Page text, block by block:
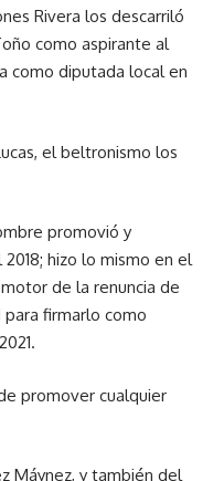
Rivera los descarriló
como aspirante al
como diputada local en
el beltronismo los
promovió y
2018; hizo lo mismo en el
de la renuncia de
para firmarlo como
promover cualquier
Máynez, y también del